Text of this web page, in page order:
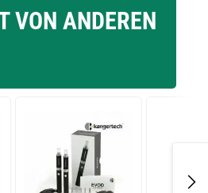
VON ANDEREN